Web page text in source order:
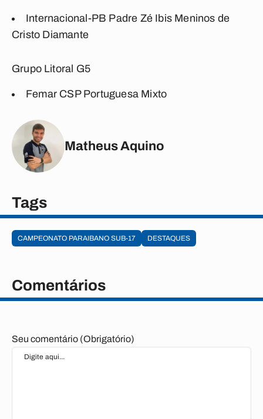
Internacional-PB Padre Zé Ibis Meninos de
Cristo Diamante
Grupo Litoral G5
Femar CSP Portuguesa Mixto
Matheus Aquino
Tags
CAMPEONATO PARAIBANO SUB-17 DESTAQUES
Comentários
Seu comentário (Obrigatório)